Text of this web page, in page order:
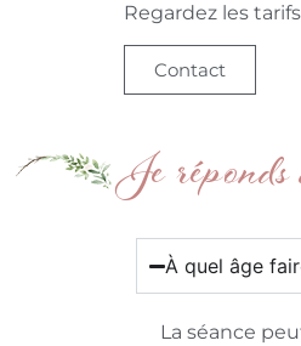
Regardez les
Contact
Je réponds
À quel âge
La séance